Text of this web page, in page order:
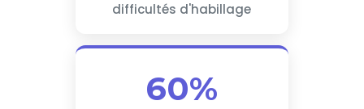
difficultés d'habillage
60%